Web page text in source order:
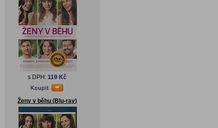
s DPH:119 Kč
Ženy v běhu (Blu-ray)